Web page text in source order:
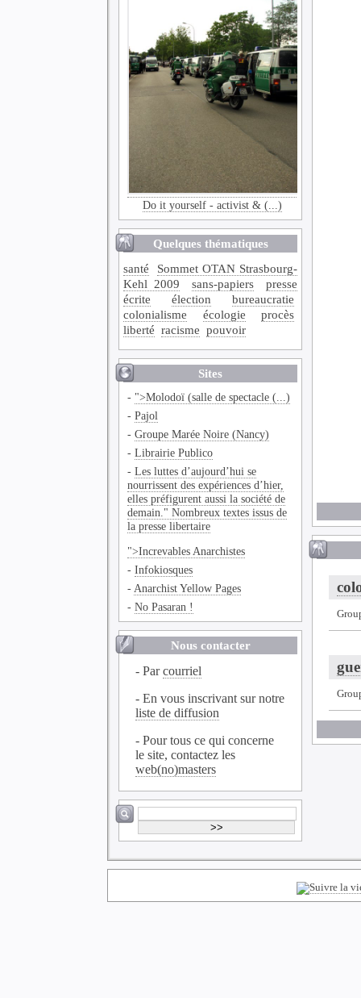
Do it yourself - activist & (...)
Quelques thématiques
santé
Sommet OTAN Strasbourg-
Kehl 2009
sans-papiers
presse
écrite
élection
bureaucratie
colonialisme
écologie
procès
liberté racisme pouvoir
Sites
- ">Molodoï (salle de spectacle (...)
-Pajol
-Groupe Marée Noire (Nancy)
-Librairie Publico
-Les luttes d’aujourd’hui se
nourrissent des expériences d’hier,
elles préfigurent aussi la société de
demain." Nombreux textes issus de
la presse libertaire
">Increvables Anarchistes
-Infokiosques
- Anarchist Yellow Pages
-No Pasaran !
Nous contacter
- Parcourriel
- En vous inscrivant sur notre
liste de diffusion
- Pour tous ce qui concerne
le site, contactez les
web(no)masters